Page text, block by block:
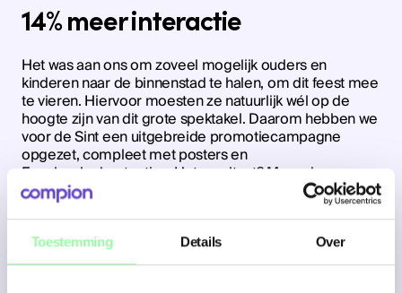
Toestemming Details Over
14% meer interactie
Het was aan ons om zoveel mogelijk ouders en
kinderen naar de binnenstad te halen, om dit feest mee
te vieren. Hiervoor moesten ze natuurlijk wél op de
hoogte zijn van dit grote spektakel. Daarom hebben we
voor de Sint een uitgebreide promotie­campagne
opgezet, compleet met posters en
Facebookadvertenties. Het resultaat? Meer dan
40.000 mensen in en om Leeuwarden zijn op de
hoogte gebracht van de intocht en er was 14% meer
online interactie, vergeleken bij vorig jaar.
Aankleding